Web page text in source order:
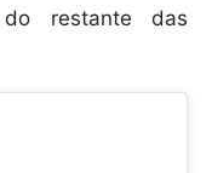
do restante das